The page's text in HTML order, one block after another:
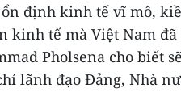
định kinh tế vĩ mô,
kinh tế mà Việt Nam
Pholsena cho biết
lãnh đạo Đảng, Nhà